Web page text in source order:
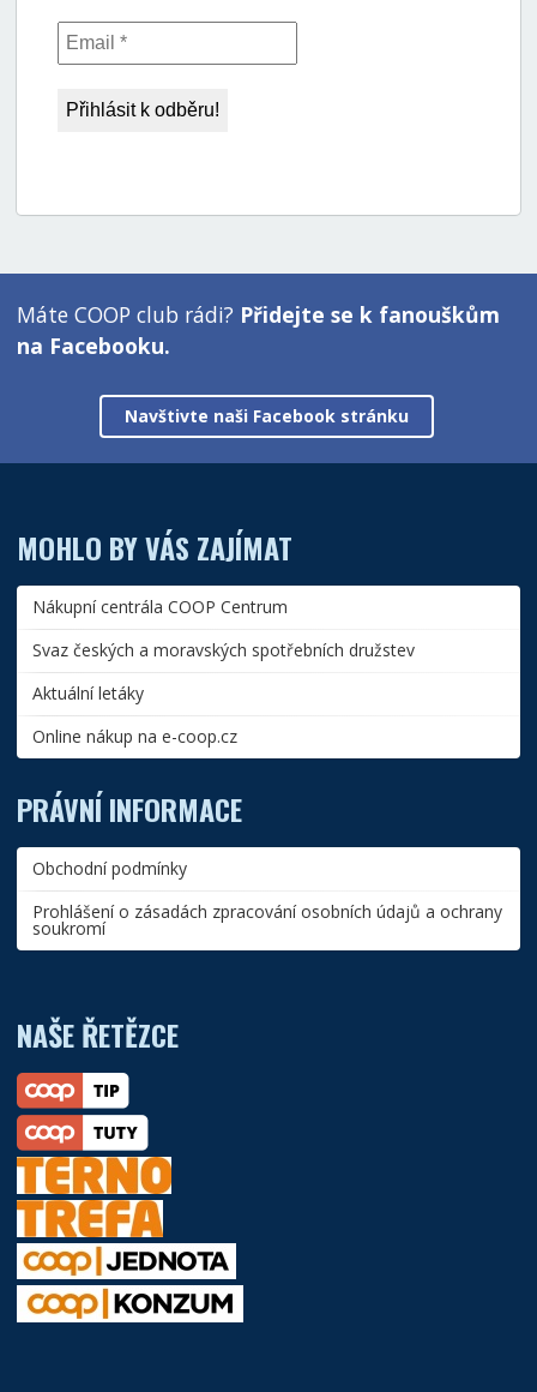
Máte COOP club rádi? Přidejte se k fanouškům
na Facebooku.
Navštivte naši Facebook stránku
MOHLO BY VÁS ZAJÍMAT
Nákupní centrála COOP Centrum
Svaz českých a moravských spotřebních družstev
Aktuální letáky
Online nákup na e-coop.cz
PRÁVNÍ INFORMACE
Obchodní podmínky
Prohlášení o zásadách zpracování osobních údajů a ochrany
soukromí
NAŠE ŘETĚZCE